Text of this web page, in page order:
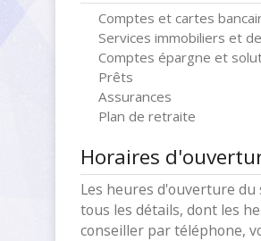
Comptes et cartes
Services immobiliers et
Comptes épargne et
Prêts
Assurances
Plan de retraite
Horaires
Les heures d'ouverture
tous les détails, dont les
conseiller par téléphone,